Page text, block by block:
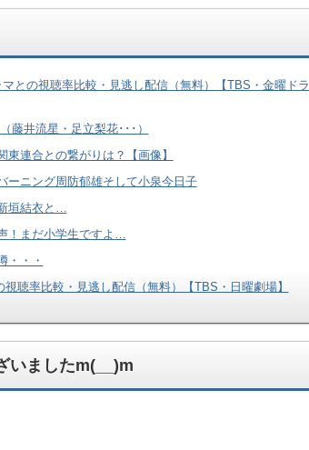
の視聴率比較・見逃し配信（無料）【TBS・金曜ドラ
藤井流星・足立梨花･･･）
連合との繋がりは？【画像】
ーニング周防郁雄そして小泉今日子
垣結衣と…
！まだ小学生ですよ…
・・・
聴率比較・見逃し配信（無料）【TBS・日曜劇場】
いましたm(__)m